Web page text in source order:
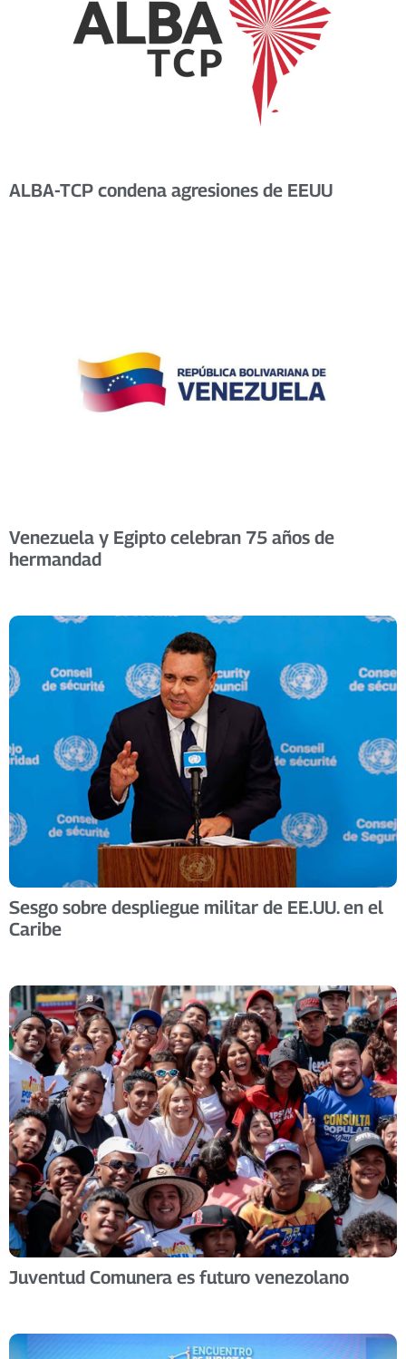
ALBA-TCP condena agresiones de EEUU
Venezuela y Egipto celebran 75 años de
hermandad
Sesgo sobre despliegue militar de EE.UU. en el
Caribe
Juventud Comunera es futuro venezolano